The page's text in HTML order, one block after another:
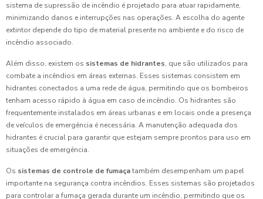
sistema de supressão de incêndio é projetado para atuar rapidamente,
minimizando danos e interrupções nas operações. A escolha do agente
extintor depende do tipo de material presente no ambiente e do risco de
incêndio associado.
Além disso, existem os sistemas de hidrantes, que são utilizados para
combate a incêndios em áreas externas. Esses sistemas consistem em
hidrantes conectados a uma rede de água, permitindo que os bombeiros
tenham acesso rápido à água em caso de incêndio. Os hidrantes são
frequentemente instalados em áreas urbanas e em locais onde a presença
de veículos de emergência é necessária. A manutenção adequada dos
hidrantes é crucial para garantir que estejam sempre prontos para uso em
situações de emergência.
Os sistemas de controle de fumaçatambém desempenham um papel
importante na segurança contra incêndios. Esses sistemas são projetados
para controlar a fumaça gerada durante um incêndio, permitindo que os